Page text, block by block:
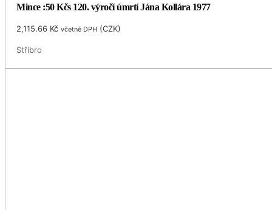
Mince :50 Kčs 120. výročí úmrtí Jána Kollára 1977
2,115.66 Kč včetně DPH (CZK)
Stříbro